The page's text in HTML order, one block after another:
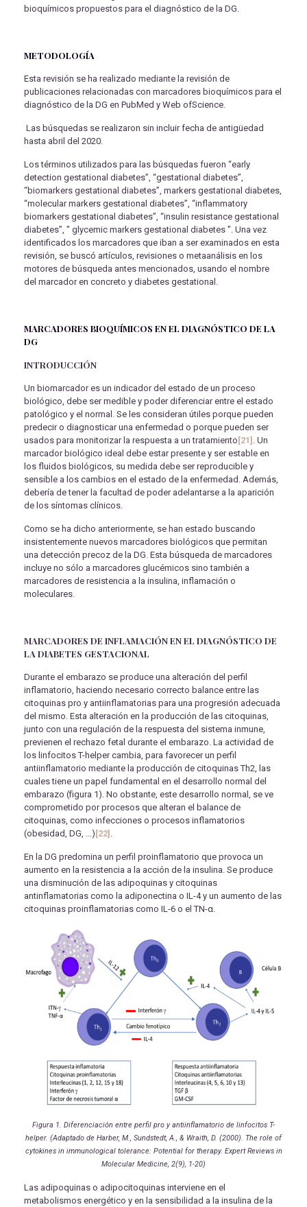
bioquímicos propuestos para el diagnóstico de la DG.
METODOLOGÍA
Esta revisión se ha realizado mediante la revisión de
publicaciones relacionadas con marcadores bioquímicos para el
diagnóstico de la DG en PubMed y Web ofScience.
Las búsquedas se realizaron sin incluir fecha de antigüedad
hasta abril del 2020.
Los términos utilizados para las búsquedas fueron “early
detection gestational diabetes”, “gestational diabetes”,
“biomarkers gestational diabetes”, markers gestational diabetes,
“molecular markers gestational diabetes”, “inflammatory
biomarkers gestational diabetes”, “insulin resistance gestational
diabetes”, " glycemic markers gestational diabetes ". Una vez
identificados los marcadores que iban a ser examinados en esta
revisión, se buscó artículos, revisiones o metaanálisis en los
motores de búsqueda antes mencionados, usando el nombre
del marcador en concreto y diabetes gestational.
MARCADORES BIOQUÍMICOS EN EL DIAGNÓSTICO DE LA
DG
INTRODUCCIÓN
Un biomarcador es un indicador del estado de un proceso
biológico, debe ser medible y poder diferenciar entre el estado
patológico y el normal. Se les consideran útiles porque pueden
predecir o diagnosticar una enfermedad o porque pueden ser
usados para monitorizar la respuesta a un tratamiento [21] . Un
marcador biológico ideal debe estar presente y ser estable en
los fluidos biológicos, su medida debe ser reproducible y
sensible a los cambios en el estado de la enfermedad. Además,
debería de tener la facultad de poder adelantarse a la aparición
de los síntomas clínicos.
Como se ha dicho anteriormente, se han estado buscando
insistentemente nuevos marcadores biológicos que permitan
una detección precoz de la DG. Esta búsqueda de marcadores
incluye no sólo a marcadores glucémicos sino también a
marcadores de resistencia a la insulina, inflamación o
moleculares.
MARCADORES DE INFLAMACIÓN EN EL DIAGNÓSTICO DE
LA DIABETES GESTACIONAL
Durante el embarazo se produce una alteración del perfil
inflamatorio, haciendo necesario correcto balance entre las
citoquinas pro y antiinflamatorias para una progresión adecuada
del mismo. Esta alteración en la producción de las citoquinas,
junto con una regulación de la respuesta del sistema inmune,
previenen el rechazo fetal durante el embarazo. La actividad de
los linfocitos T-helper cambia, para favorecer un perfil
antiinflamatorio mediante la producción de citoquinas Th2, las
cuales tiene un papel fundamental en el desarrollo normal del
embarazo (figura 1). No obstante, este desarrollo normal, se ve
comprometido por procesos que alteran el balance de
citoquinas, como infecciones o procesos inflamatorios
(obesidad, DG, ...) [22]
En la DG predomina un perfil proinflamatorio que provoca un
aumento en la resistencia a la acción de la insulina. Se produce
una disminución de las adipoquinas y citoquinas
antinflamatorias como la adiponectina o IL-4 y un aumento de las
citoquinas proinflamatorias como IL-6 o el TN-α.
Figura 1. Diferenciación entre perfil pro y antiinflamatorio de linfocitos T-
helper. (Adaptado de Harber, M., Sundstedt, A., & Wraith, D. (2000). The role of
cytokines in immunological tolerance: Potential for therapy. Expert Reviews in
Molecular Medicine, 2(9), 1-20)
Las adipoquinas o adipocitoquinas interviene en el
metabolismos energético y en la sensibilidad a la insulina de la